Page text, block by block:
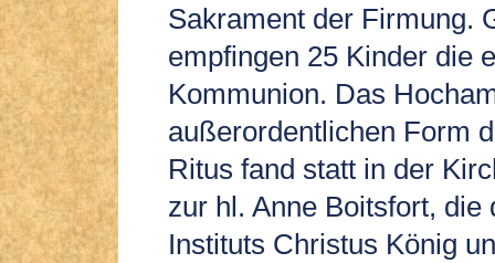
Sakrament der Firmung.
empfingen 25 Kinder die
Kommunion. Das
außerordentlichen Form
Ritus fand statt in der
zur hl. Anne Boitsfort, die
Instituts Christus König